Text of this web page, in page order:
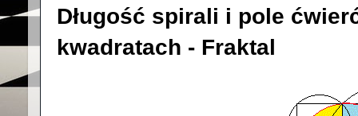
Długość spirali i pole
kwadratach - Fraktal